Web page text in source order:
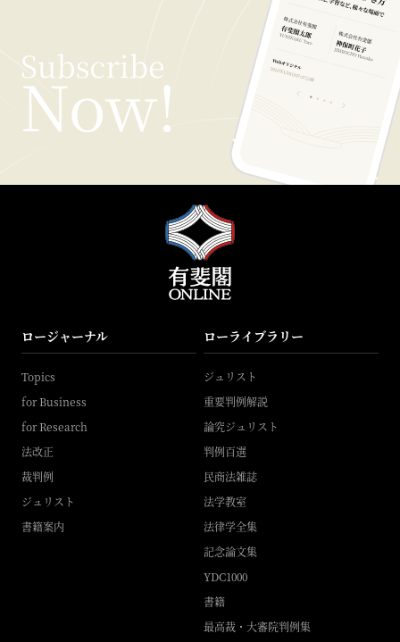
ロージャーナル
Topics
for Business
for Research
法改正
裁判例
ジュリスト
書籍案内
ローライブラリー
ジュリスト
重要判例解説
論究ジュリスト
判例百選
民商法雑誌
法学教室
法律学全集
記念論文集
YDC1000
書籍
最高裁・大審院判例集